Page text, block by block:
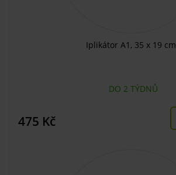
Iplikátor A1, 35 x 19 cm
DO 2 TÝDNŮ
475 Kč